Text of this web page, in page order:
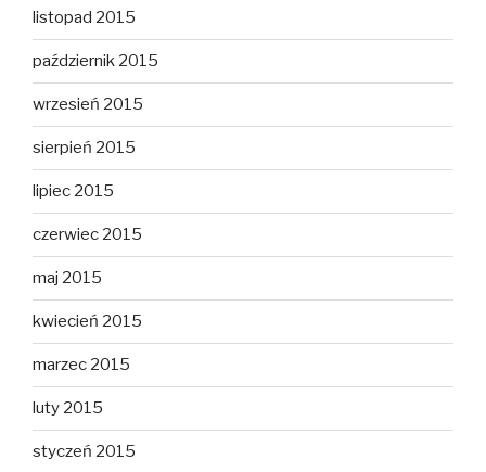
listopad 2015
październik 2015
wrzesień 2015
sierpień 2015
lipiec 2015
czerwiec 2015
maj 2015
kwiecień 2015
marzec 2015
luty 2015
styczeń 2015